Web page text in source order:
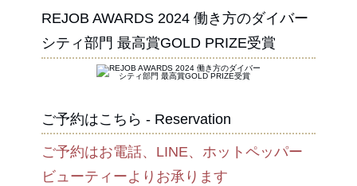
REJOB AWARDS 2024 働き方のダイバー
シティ部門 最高賞GOLD PRIZE受賞
ご予約はこちら - Reservation
ご予約はお電話、LINE、ホットペッパー
ビューティーよりお承ります